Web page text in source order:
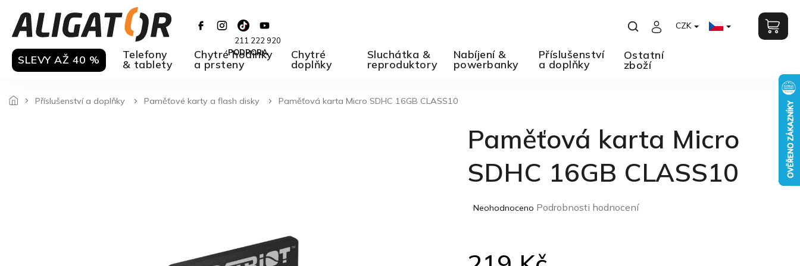
obsah
211 222 920
PODPORA
CZK
SLEVY AŽ 40 % Telefony
& tablety
Chytré hodinky
a prsteny
Chytré
doplňky
Sluchátka &
reproduktory
Nabíjení &
powerbanky
Příslušenství
a doplňky
Ostatní
zboží
Příslušenství a doplňky Paměťové karty a flash disky Paměťová karta Micro SDHC 16GB CLASS10
Paměťová karta Micro
SDHC 16GB CLASS10
Průměrné
0,0
Neohodnoceno Podrobnosti hodnocení